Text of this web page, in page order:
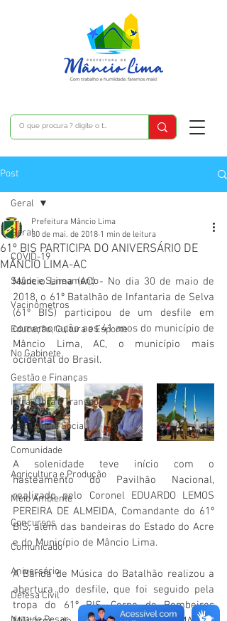
Post
Geral
COVID-19
Saúde e Saneamento
Vacinômetros
Educação, Cultura e Esporte
No Gabinete
Gestão e Finanças
Infra, Obra e Transporte
Assistência Social
Comunidade
Agricultura e Produção
Meio Ambiente
Concursos
Comunicado
Aniversário
Defesa Civil
Geral
61º BIS PARTICIPA DO ANIVERSÁRIO DE
MÂNCIO LIMA-AC
Prefeitura Mâncio Lima
30 de mai. de 2018 1 min de leitura
Mâncio Lima (AC) - No dia 30 de maio de
2018, o 61º Batalhão de Infantaria de Selva
(61º BIS) participou de um desfile em
comemoração aos 41 anos do município de
Mâncio Lima, AC, o município mais
ocidental do Brasil.
A solenidade teve início com o
hasteamento do Pavilhão Nacional,
realizado pelo Coronel EDUARDO LEMOS
PEREIRA DE ALMEIDA, Comandante do 61º
BIS, além das bandeiras do Estado do Acre
e do Município de Mâncio Lima.
A Banda de Música do Batalhão realizou a
abertura do desfile, que foi seguido pela
tropa do 61º BIS, Corpo de Bombeiros